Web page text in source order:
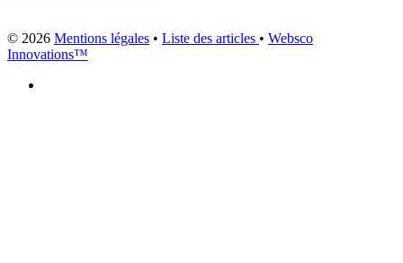
© 2026 Mentions légales • Liste des articles • Websco
Innovations™